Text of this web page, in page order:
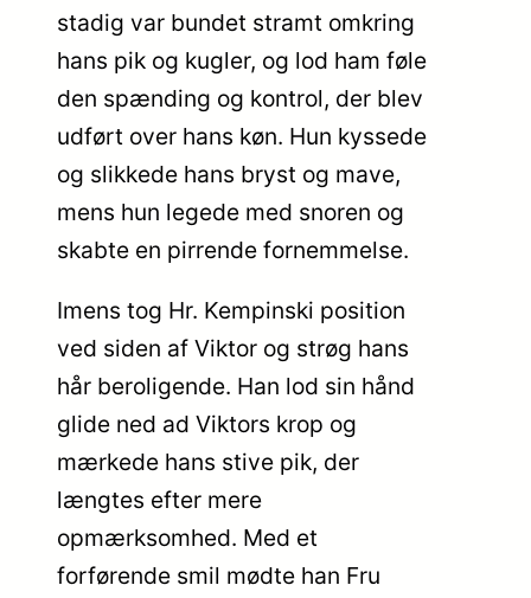
stadig var bundet stramt omkring
hans pik og kugler, og lod ham føle
den spænding og kontrol, der blev
udført over hans køn. Hun kyssede
og slikkede hans bryst og mave,
mens hun legede med snoren og
skabte en pirrende fornemmelse.
Imens tog Hr. Kempinski position
ved siden af Viktor og strøg hans
hår beroligende. Han lod sin hånd
glide ned ad Viktors krop og
mærkede hans stive pik, der
længtes efter mere
opmærksomhed. Med et
forførende smil mødte han Fru